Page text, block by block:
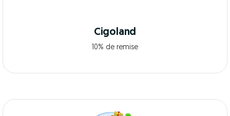
Cigoland
10% de remise